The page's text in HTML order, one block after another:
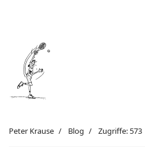
Peter Krause Blog Zugriffe: 573